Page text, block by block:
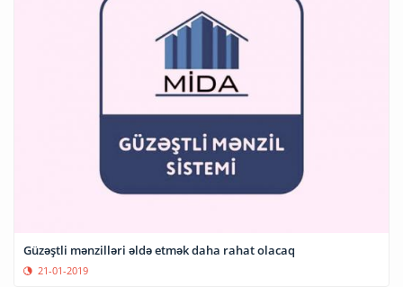
Güzəştli mənzilləri əldə etmək daha rahat olacaq
21-01-2019